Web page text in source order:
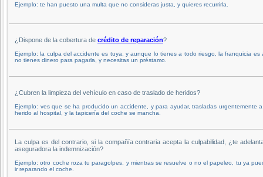
Ejemplo: te han puesto una multa que no consideras justa, y quieres recurrirla.
¿Dispone de la cobertura de crédito de reparación?
Ejemplo: la culpa del accidente es tuya, y aunque lo tienes a todo riesgo, la franquicia es
no tienes dinero para pagarla, y necesitas un préstamo.
¿Cubren la limpieza del vehículo en caso de traslado de heridos?
Ejemplo: ves que se ha producido un accidente, y para ayudar, trasladas urgentemente
herido al hospital, y la tapicería del coche se mancha.
La culpa es del contrario, si la compañía contraria acepta la culpabilidad, ¿te
aseguradora la indemnización?
Ejemplo: otro coche roza tu paragolpes, y mientras se resuelve o no el papeleo, tu ya
ir reparando el coche.